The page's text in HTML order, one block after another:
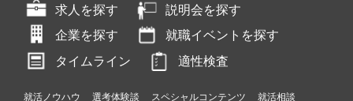
求人を探す
説明会を探す
企業を探す
就職イベントを探す
タイムライン
適性検査
就活ノウハウ 選考体験談 スペシャルコンテンツ
就活相談